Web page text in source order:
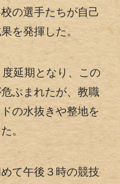
の選手たちが自己
を発揮した。
延期となり、この
ぶまれたが、教職
の水抜きや整地を
。
て午後３時の競技